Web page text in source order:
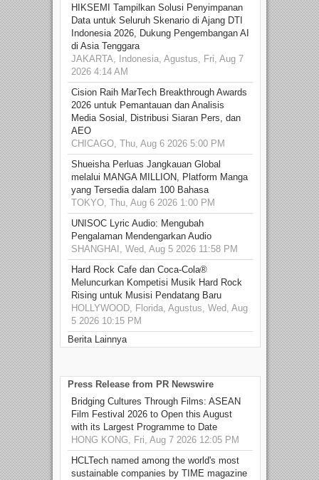
HIKSEMI Tampilkan Solusi Penyimpanan
Data untuk Seluruh Skenario di Ajang DTI
Indonesia 2026, Dukung Pengembangan AI
di Asia Tenggara
JAKARTA, Indonesia, Agustus, Fri, Aug 7
2026 4:14 AM
Cision Raih MarTech Breakthrough Awards
2026 untuk Pemantauan dan Analisis
Media Sosial, Distribusi Siaran Pers, dan
AEO
CHICAGO, Thu, Aug 6 2026 5:00 PM
Shueisha Perluas Jangkauan Global
melalui MANGA MILLION, Platform Manga
yang Tersedia dalam 100 Bahasa
TOKYO, Thu, Aug 6 2026 1:00 PM
UNISOC Lyric Audio: Mengubah
Pengalaman Mendengarkan Audio
SHANGHAI, Wed, Aug 5 2026 11:58 PM
Hard Rock Cafe dan Coca-Cola®
Meluncurkan Kompetisi Musik Hard Rock
Rising untuk Musisi Pendatang Baru
HOLLYWOOD, Florida, Agustus, Wed, Aug
5 2026 10:15 PM
Berita Lainnya
Press Release from PR Newswire
Bridging Cultures Through Films: ASEAN
Film Festival 2026 to Open this August
with its Largest Programme to Date
HONG KONG, Fri, Aug 7 2026 12:05 PM
HCLTech named among the world's most
sustainable companies by TIME magazine